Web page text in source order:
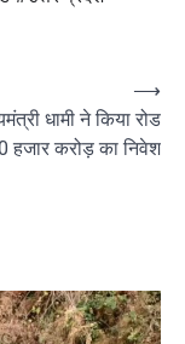
धामी ने किया रोड
हजार करोड़ का निवेश
⟶